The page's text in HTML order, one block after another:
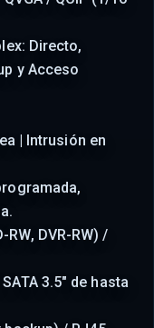
Directo,
y Acceso
| Intrusión en
RW, DVR-RW) /
3.5" de hasta